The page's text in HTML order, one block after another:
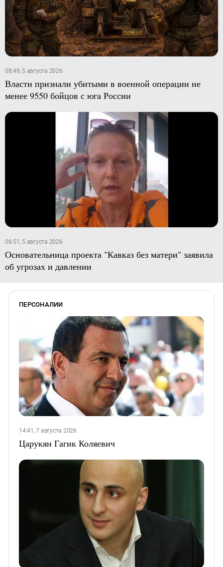
08:49, 5 августа 2026
Власти признали убитыми в военной операции не
менее 9550 бойцов с юга России
06:51, 5 августа 2026
Основательница проекта "Кавказ без матери" заявила
об угрозах и давлении
ПЕРСОНАЛИИ
14:41, 7 августа 2026
Царукян Гагик Коляевич